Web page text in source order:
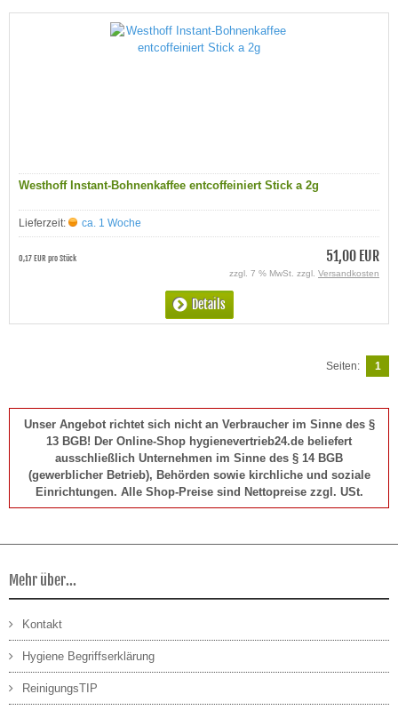
Westhoff Instant-Bohnenkaffee entcoffeiniert Stick a 2g
Lieferzeit: ca. 1 Woche
51,00 EUR
0,17 EUR pro Stück
zzgl. 7 % MwSt. zzgl. Versandkosten
Details
Seiten: 1
Unser Angebot richtet sich nicht an Verbraucher im Sinne des §
13 BGB! Der Online-Shop hygienevertrieb24.de beliefert
ausschließlich Unternehmen im Sinne des § 14 BGB
(gewerblicher Betrieb), Behörden sowie kirchliche und soziale
Einrichtungen. Alle Shop-Preise sind Nettopreise zzgl. USt.
Mehr über...
Kontakt
Hygiene Begriffserklärung
ReinigungsTIP